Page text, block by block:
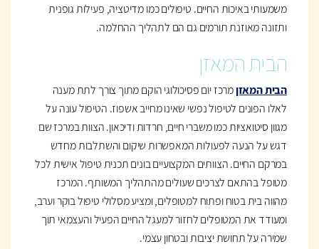
משמעותי באיכות החיים. טיפולים כמו מדיטציה, פעילות גופנית
ותזונה מאוזנת תורמים גם הם לתהליך ההחלמה.
הבית המאזן
הבית המאזןמרכז יום פסיכולוגי הוקם מתוך צורך לתת מענה
לאלו הפונים לטיפול נפשי שאינו מחייב אשפוז. הטיפול עונה על
מגוון סיטואציות כמו משברי חיים, חרדות ודיכאון. הצוות במרכז שם
דגש על הנעה לפעולות המאפשרות שיקום והשתלבות מחדש
במרקם החיים. הצוותים המקצועיים בונים תכנית טיפול אישית לכל
מטופל בהתאם לצרכים שעולים מהתהליך המשותף. המרכז
מהווה בית בטוח ופתוח למטופלים, ומציע מסלולי טיפול בוקר וערב,
ומעודד את המטופלים לחזור למעגל החיים הפעיל והעצמאי תוך
שמירה על תחושת יציבות ובטחון עצמי.